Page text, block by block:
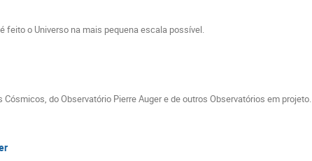
feito o Universo na mais pequena escala possível.
do Observatório Pierre Auger e de outros Observatórios em projeto.